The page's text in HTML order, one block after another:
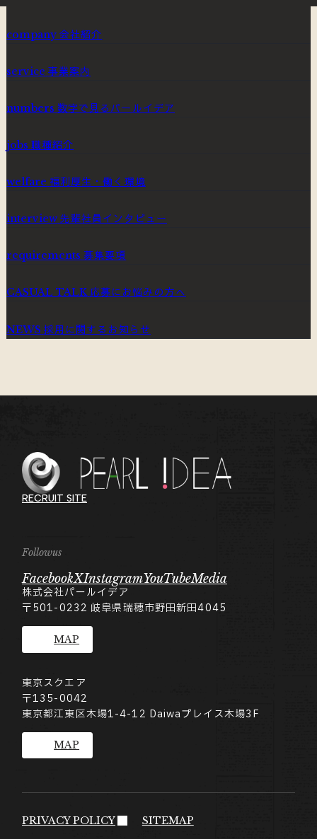
company 会社紹介
service 事業案内
numbers 数字で見るパールイデア
jobs 職種紹介
welfare 福利厚生・働く環境
interview 先輩社員インタビュー
requirements 募集要項
CASUAL TALK 応募にお悩みの方へ
NEWS 採用に関するお知らせ
RECRUIT SITE
Followus
FacebookXInstagramYouTubeMedia
株式会社パールイデア
〒501-0232 岐阜県瑞穂市野田新田4045
MAP
東京スクエア
〒135-0042
東京都江東区木場1-4-12 Daiwaプレイス木場3F
MAP
PRIVACY POLICY
SITEMAP